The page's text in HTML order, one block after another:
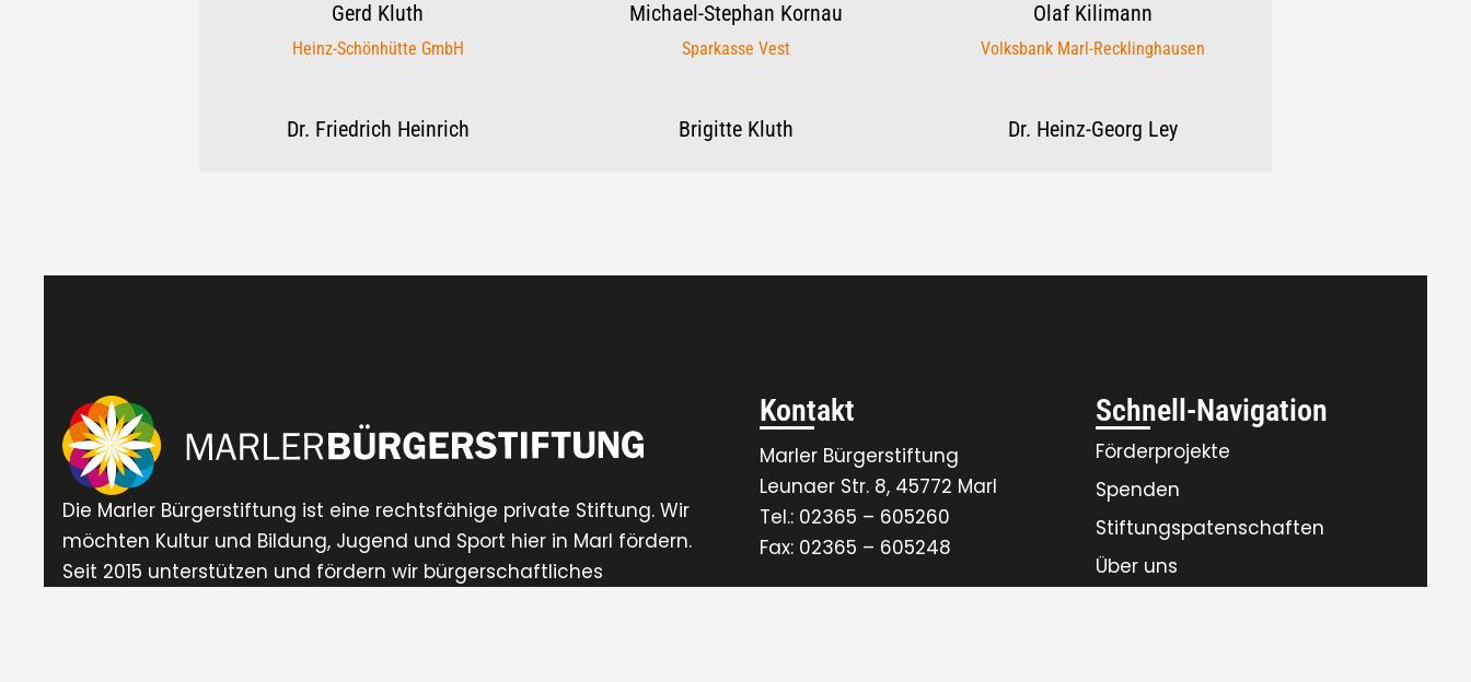
Gerd Kluth
Heinz-Schönhütte GmbH
Michael-Stephan Kornau
Sparkasse Vest
Olaf Kilimann
Volksbank Marl-Recklinghausen
Dr. Friedrich Heinrich BrigitteKluth Dr. Heinz-Georg Ley
Die Marler Bürgerstiftung ist eine rechtsfähige private Stiftung. Wir
möchten Kultur und Bildung, Jugend und Sport hier in Marl fördern.
Seit 2015 unterstützen und fördern wir bürgerschaftliches
Kontakt
Marler Bürgerstiftung
Leunaer Str. 8, 45772 Marl
Tel.: 02365 – 605260
Fax: 02365 – 605248
Schnell-Navigation
Förderprojekte
Spenden
Stiftungspatenschaften
Über uns